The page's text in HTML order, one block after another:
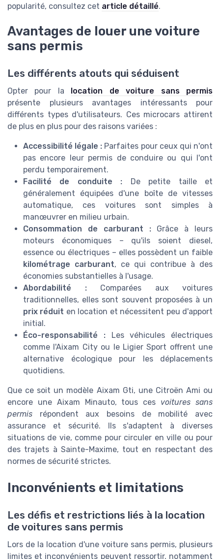
popularité, consultez cet article détaillé.
Avantages de louer une voiture
sans permis
Les différents atouts qui séduisent
Opter pour la location de voiture sans permis
présente plusieurs avantages intéressants pour
différents types d'utilisateurs. Ces microcars attirent
de plus en plus pour des raisons variées :
Accessibilité légale : Parfaites pour ceux qui n'ont
pas encore leur permis de conduire ou qui l'ont
perdu temporairement.
Facilité de conduite : De petite taille et
généralement équipées d'une boîte de vitesses
automatique, ces voitures sont simples à
manœuvrer en milieu urbain.
Consommation de carburant :Grâce à leurs
moteurs économiques – qu'ils soient diesel,
essence ou électriques – elles possèdent un faible
kilométrage carburant, ce qui contribue à des
économies substantielles à l'usage.
Abordabilité :Comparées aux voitures
traditionnelles, elles sont souvent proposées à un
prix réduit en location et nécessitent peu d'apport
initial.
Éco-responsabilité :Les véhicules électriques
comme l'Aixam City ou le Ligier Sport offrent une
alternative écologique pour les déplacements
quotidiens.
Que ce soit un modèle Aixam Gti, une Citroën Ami ou
encore une Aixam Minauto, tous ces voitures sans
permis répondent aux besoins de mobilité avec
assurance et sécurité. Ils s'adaptent à diverses
situations de vie, comme pour circuler en ville ou pour
des trajets à Sainte-Maxime, tout en respectant des
normes de sécurité strictes.
Inconvénients et limitations
Les défis et restrictions liés à la location
de voitures sans permis
Lors de la location d'une voiture sans permis, plusieurs
limites et inconvénients peuvent ressortir, notamment